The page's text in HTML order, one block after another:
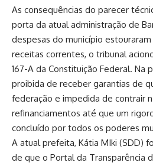
As consequências do parecer
porta da atual administração de
despesas do município estouraram
receitas correntes, o tribunal
167-A da Constituição Federal. Na
proibida de receber garantias de
federação e impedida de contrair
refinanciamentos até que um
concluído por todos os poderes
A atual prefeita, Kátia MIki (SDD)
de que o Portal da Transparência